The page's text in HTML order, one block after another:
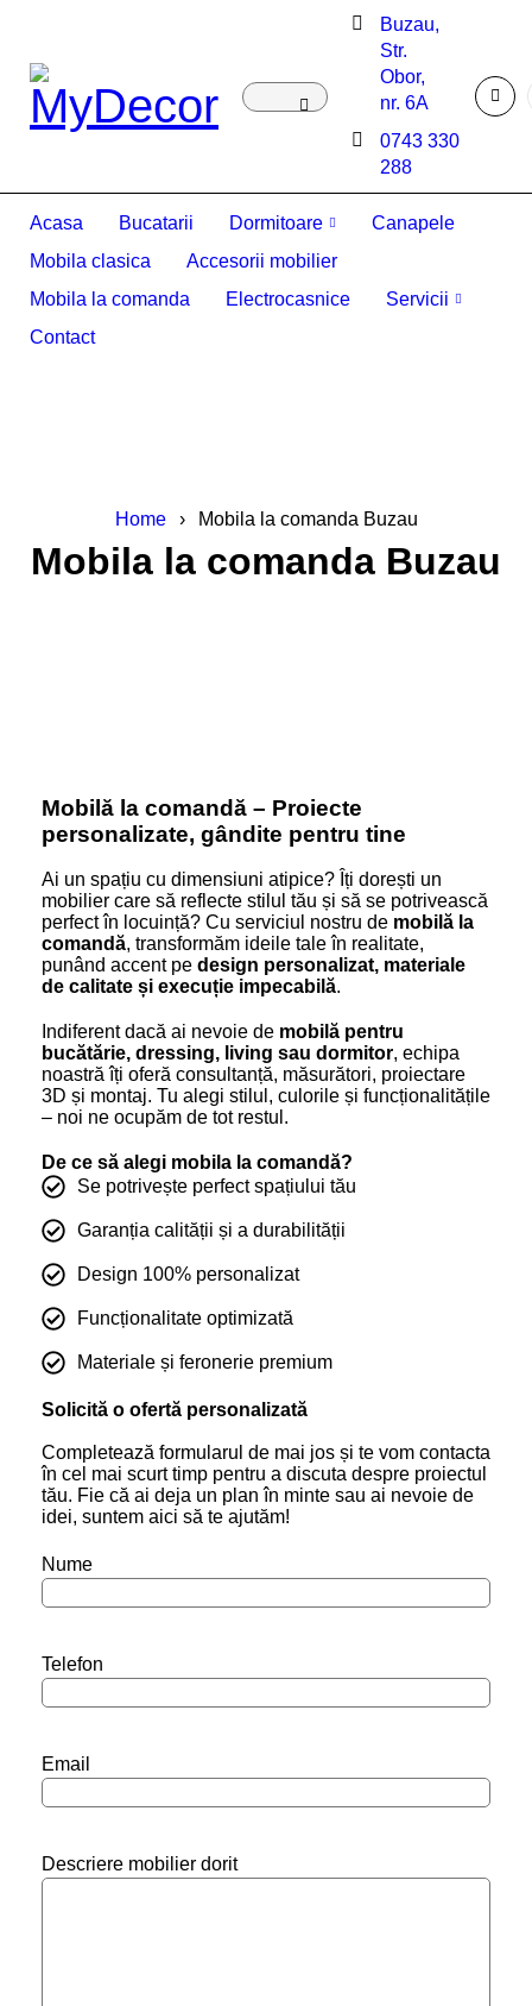
Buzau,
Str.
Obor,
nr. 6A
0743 330
288
Acasa Bucatarii Dormitoare
Canapele
Mobila clasica
Accesorii mobilier
Mobila la comanda
Electrocasnice
Servicii
Contact
Home › Mobila la comanda Buzau
Mobila la comanda Buzau
Mobilă la comandă – Proiecte
personalizate, gândite pentru tine
Ai un spațiu cu dimensiuni atipice? Îți dorești un
mobilier care să reflecte stilul tău și să se potrivească
perfect în locuință? Cu serviciul nostru de mobilă la
comandă, transformăm ideile tale în realitate,
punând accent pe design personalizat, materiale
de calitate și execuție impecabilă.
Indiferent dacă ai nevoie de mobilă pentru
bucătărie, dressing, living sau dormitor, echipa
noastră îți oferă consultanță, măsurători, proiectare
3D și montaj. Tu alegi stilul, culorile și funcționalitățile
– noi ne ocupăm de tot restul.
De ce să alegi mobila la comandă?
Se potrivește perfect spațiului tău
Garanția calității și a durabilității
Design 100% personalizat
Funcționalitate optimizată
Materiale și feronerie premium
Solicită o ofertă personalizată
Completează formularul de mai jos și te vom contacta
în cel mai scurt timp pentru a discuta despre proiectul
tău. Fie că ai deja un plan în minte sau ai nevoie de
idei, suntem aici să te ajutăm!
Nume
Telefon
Email
Descriere mobilier dorit